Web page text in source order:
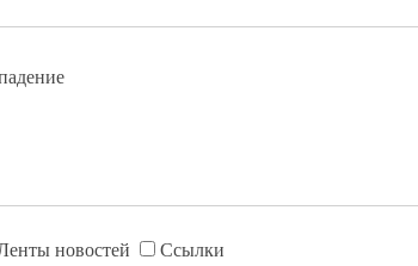
новостей Ссылки